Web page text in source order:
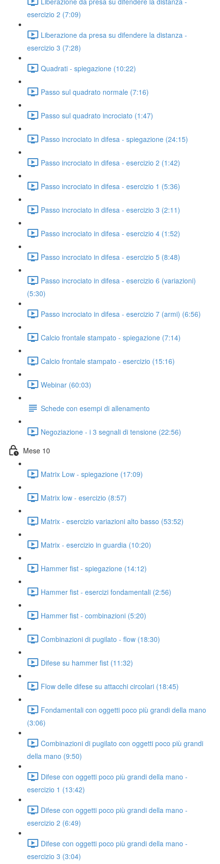
esercizio 2 (7:09)
Liberazione da presa su difendere la distanza -
esercizio 3 (7:28)
Quadrati - spiegazione (10:22)
Passo sul quadrato normale (7:16)
Passo sul quadrato incrociato (1:47)
Passo incrociato in difesa - spiegazione (24:15)
Passo incrociato in difesa - esercizio 2 (1:42)
Passo incrociato in difesa - esercizio 1 (5:36)
Passo incrociato in difesa - esercizio 3 (2:11)
Passo incrociato in difesa - esercizio 4 (1:52)
Passo incrociato in difesa - esercizio 5 (8:48)
Passo incrociato in difesa - esercizio 6 (variazioni)
(5:30)
Passo incrociato in difesa - esercizio 7 (armi) (6:56)
Calcio frontale stampato - spiegazione (7:14)
Calcio frontale stampato - esercizio (15:16)
Webinar (60:03)
Schede con esempi di allenamento
Negoziazione - i 3 segnali di tensione (22:56)
Mese 10
Matrix Low - spiegazione (17:09)
Matrix low - esercizio (8:57)
Matrix - esercizio variazioni alto basso (53:52)
Matrix - esercizio in guardia (10:20)
Hammer fist - spiegazione (14:12)
Hammer fist - esercizi fondamentali (2:56)
Hammer fist - combinazioni (5:20)
Combinazioni di pugilato - flow (18:30)
Difese su hammer fist (11:32)
Flow delle difese su attacchi circolari (18:45)
Fondamentali con oggetti poco più grandi della mano
(3:06)
Combinazioni di pugilato con oggetti poco più grandi
della mano (9:50)
Difese con oggetti poco più grandi della mano -
esercizio 1 (13:42)
Difese con oggetti poco più grandi della mano -
esercizio 2 (6:49)
Difese con oggetti poco più grandi della mano -
esercizio 3 (3:04)